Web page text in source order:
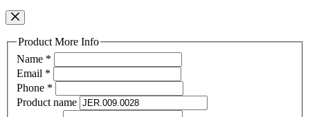
Product More Info
Name *
Email *
Phone *
Product name